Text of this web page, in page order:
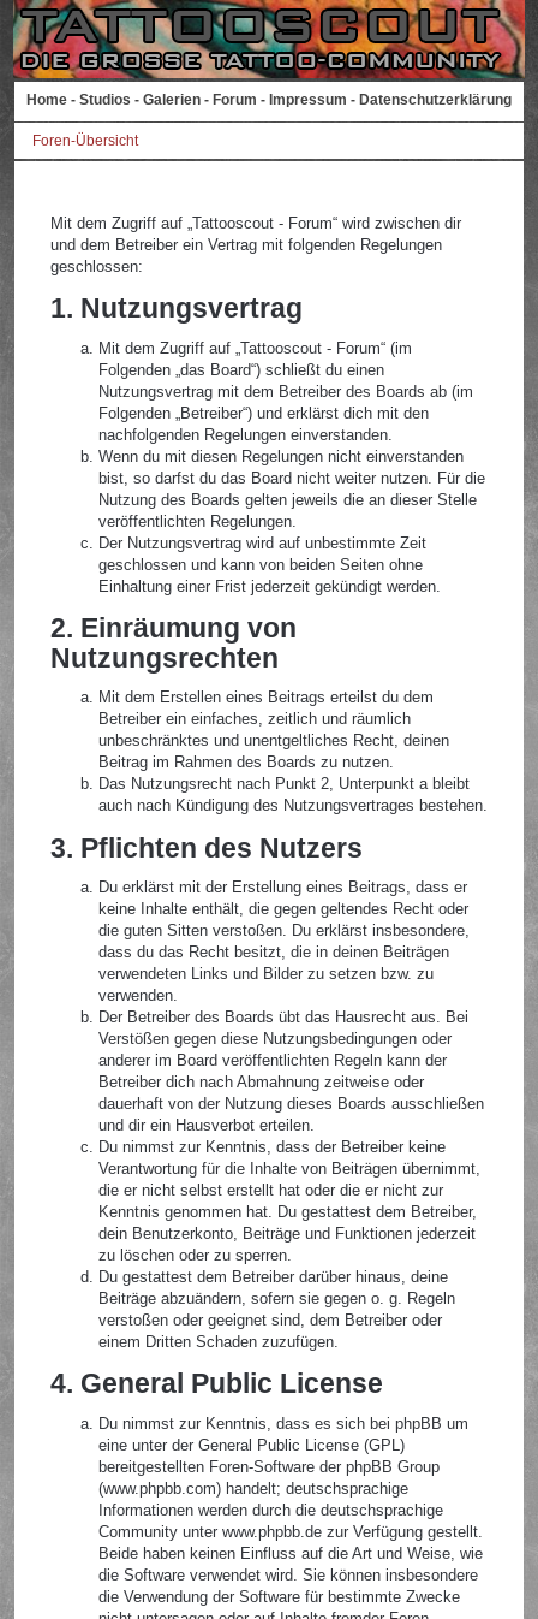
Home - Studios - Galerien - Forum - Impressum - Datenschutzerklärung
Foren-Übersicht
Mit dem Zugriff auf „Tattooscout - Forum“ wird zwischen dir
und dem Betreiber ein Vertrag mit folgenden Regelungen
geschlossen:
1. Nutzungsvertrag
Mit dem Zugriff auf „Tattooscout - Forum“ (im
Folgenden „das Board“) schließt du einen
Nutzungsvertrag mit dem Betreiber des Boards ab (im
Folgenden „Betreiber“) und erklärst dich mit den
nachfolgenden Regelungen einverstanden.
Wenn du mit diesen Regelungen nicht einverstanden
bist, so darfst du das Board nicht weiter nutzen. Für die
Nutzung des Boards gelten jeweils die an dieser Stelle
veröffentlichten Regelungen.
Der Nutzungsvertrag wird auf unbestimmte Zeit
geschlossen und kann von beiden Seiten ohne
Einhaltung einer Frist jederzeit gekündigt werden.
2. Einräumung von
Nutzungsrechten
Mit dem Erstellen eines Beitrags erteilst du dem
Betreiber ein einfaches, zeitlich und räumlich
unbeschränktes und unentgeltliches Recht, deinen
Beitrag im Rahmen des Boards zu nutzen.
Das Nutzungsrecht nach Punkt 2, Unterpunkt a bleibt
auch nach Kündigung des Nutzungsvertrages bestehen.
3. Pflichten des Nutzers
Du erklärst mit der Erstellung eines Beitrags, dass er
keine Inhalte enthält, die gegen geltendes Recht oder
die guten Sitten verstoßen. Du erklärst insbesondere,
dass du das Recht besitzt, die in deinen Beiträgen
verwendeten Links und Bilder zu setzen bzw. zu
verwenden.
Der Betreiber des Boards übt das Hausrecht aus. Bei
Verstößen gegen diese Nutzungsbedingungen oder
anderer im Board veröffentlichten Regeln kann der
Betreiber dich nach Abmahnung zeitweise oder
dauerhaft von der Nutzung dieses Boards ausschließen
und dir ein Hausverbot erteilen.
Du nimmst zur Kenntnis, dass der Betreiber keine
Verantwortung für die Inhalte von Beiträgen übernimmt,
die er nicht selbst erstellt hat oder die er nicht zur
Kenntnis genommen hat. Du gestattest dem Betreiber,
dein Benutzerkonto, Beiträge und Funktionen jederzeit
zu löschen oder zu sperren.
Du gestattest dem Betreiber darüber hinaus, deine
Beiträge abzuändern, sofern sie gegen o. g. Regeln
verstoßen oder geeignet sind, dem Betreiber oder
einem Dritten Schaden zuzufügen.
4. General Public License
Du nimmst zur Kenntnis, dass es sich bei phpBB um
eine unter der General Public License (GPL)
bereitgestellten Foren-Software der phpBB Group
(www.phpbb.com) handelt; deutschsprachige
Informationen werden durch die deutschsprachige
Community unter www.phpbb.de zur Verfügung gestellt.
Beide haben keinen Einfluss auf die Art und Weise, wie
die Software verwendet wird. Sie können insbesondere
die Verwendung der Software für bestimmte Zwecke